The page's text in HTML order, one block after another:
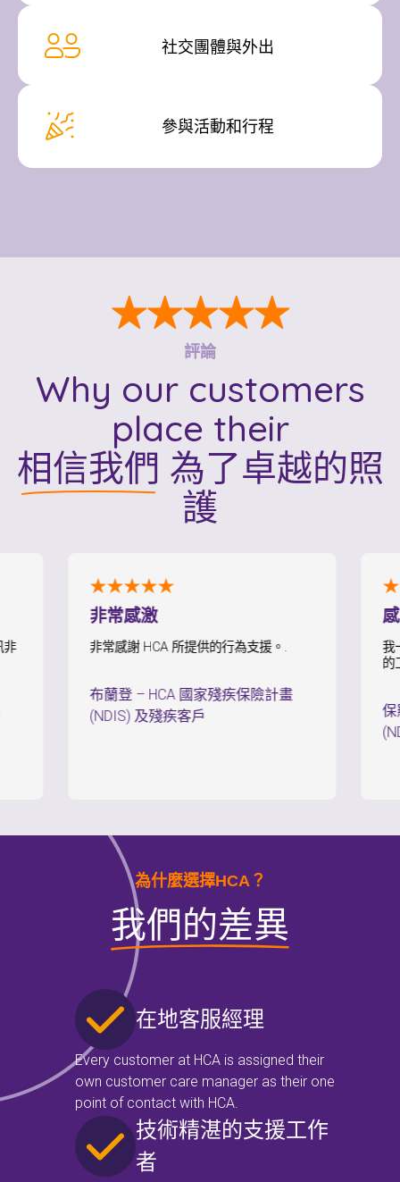
社交團體與外出
參與活動和行程
★★★★★
評論
Why our customers
place their
相信我們 為了卓越的照
護
★★★★★
非常感激
非常感謝 HCA 所提供的行為支援。.
布蘭登–HCA 國家殘疾保險計畫
(NDIS) 及殘疾客戶
感
我一
的工作
保羅
為什麼選擇HCA？
我們的差異
在地客服經理
Every customer at HCA is assigned their
own customer care manager as their one
point of contact with HCA.
技術精湛的支援工作
者